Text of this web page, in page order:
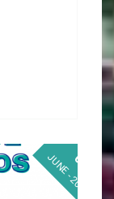
03
JUNE - 2026